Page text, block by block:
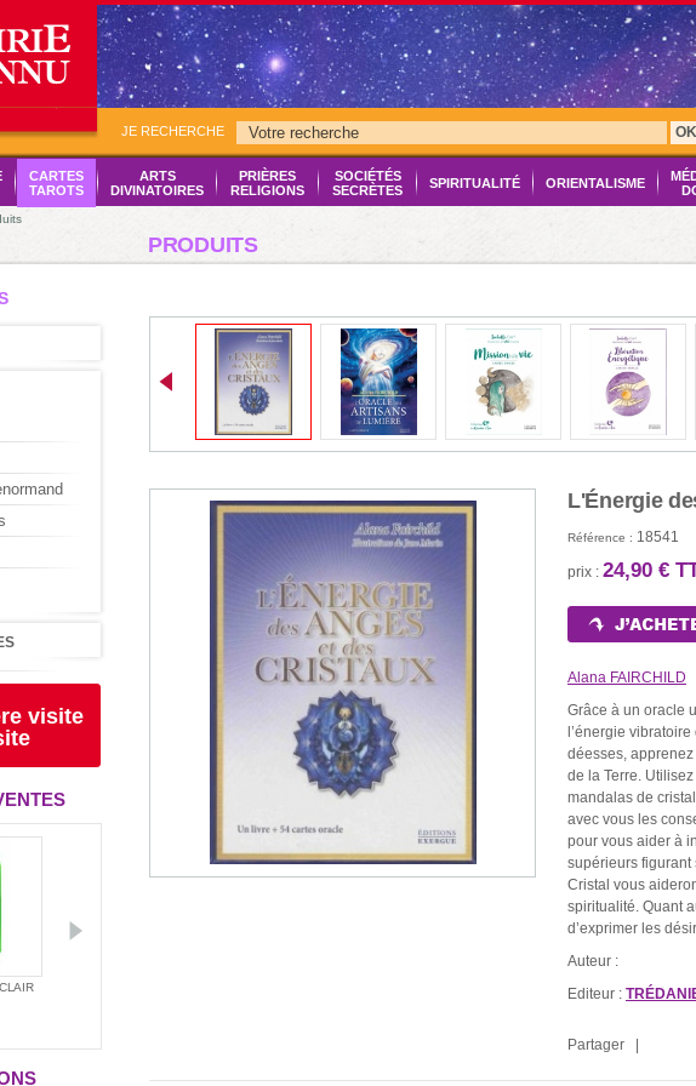
JE RECHERCHE OK
CARTES
TAROTS
ARTS
DIVINATOIRES
PRIÈRES
RELIGIONS
SOCIÉTÉS
SECRÈTES
SPIRITUALITÉ ORIENTALISME
PRODUITS
visite
LE
L'Énergie
Référence : 18541
prix : 24,90 €
Alana FAIRCHILD
Grâce à un oracle
l’énergie
déesses,
de la Terre.
mandalas de
avec vous les
pour vous aider à
supérieurs figurant
Cristal vous
spiritualité. Quant
d’exprimer les
Auteur :
Editeur :
Partager |